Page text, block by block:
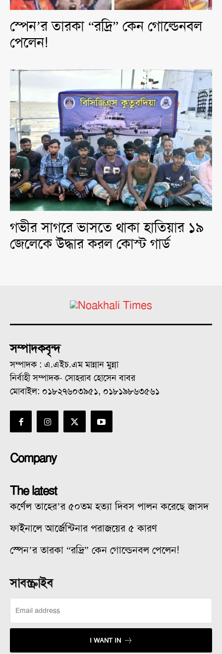
স্পেন’র তারকা “রদ্রি” কেন গোল্ডেনবল
পেলেন!
গভীর সাগরে ভাসতে থাকা হাতিয়ার ১৯
জেলেকে উদ্ধার করল কোস্ট গার্ড
সম্পাদকবৃন্দ
সম্পাদক : এ.এইচ.এম মান্নান মুন্না
নির্বাহী সম্পাদক- সোহরাব হোসেন বাবর
মোবাইল: ০১৮২৭৬০৩৯৫১, ০১৮১৯৮৬৩৫৬১
Company
The latest
কর্ণেল তাহের’র ৫০তম হত্যা দিবস পালন করেছে জাসদ
ফাইনালে আর্জেন্টিনার পরাজয়ের ৫ কারণ
স্পেন’র তারকা “রদ্রি” কেন গোল্ডেনবল পেলেন!
সাবস্ক্রাইব
I WANT IN